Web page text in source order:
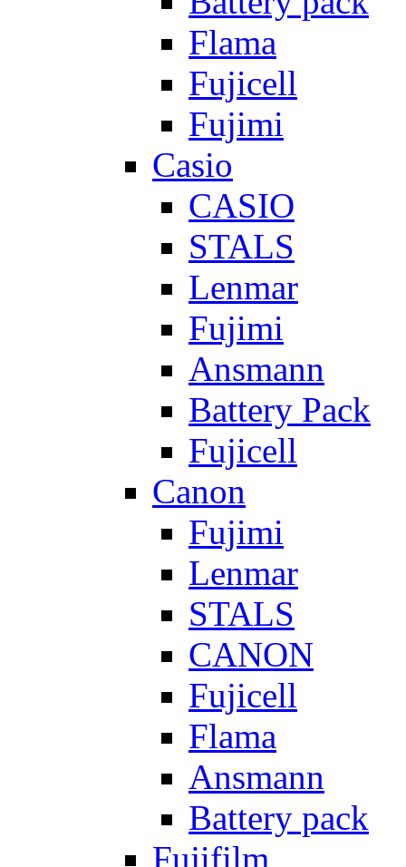
Flama
Fujicell
Fujimi
Casio
CASIO
STALS
Lenmar
Fujimi
Ansmann
Battery Pack
Fujicell
Canon
Fujimi
Lenmar
STALS
CANON
Fujicell
Flama
Ansmann
Battery pack
Fujifilm